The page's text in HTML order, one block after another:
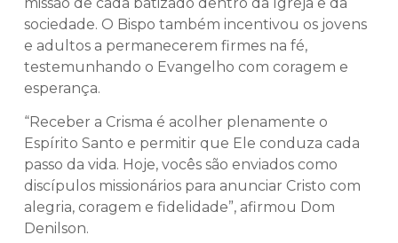
sociedade. O Bispo também incentivou os jovens
e adultos a permanecerem firmes na fé,
testemunhando o Evangelho com coragem e
esperança.
“Receber a Crisma é acolher plenamente o
Espírito Santo e permitir que Ele conduza cada
passo da vida. Hoje, vocês são enviados como
discípulos missionários para anunciar Cristo com
alegria, coragem e fidelidade”, afirmou Dom
Denilson.